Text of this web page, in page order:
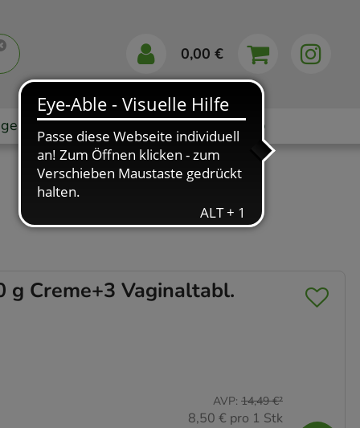
0,00 €
Markenshops Ratgeber App
g Creme+3 Vaginaltabl.
AVP: 14,49 €²
8,50 € pro 1 Stk